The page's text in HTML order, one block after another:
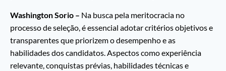
Washington Sorio – Na busca pela meritocracia no
processo de seleção, é essencial adotar critérios objetivos e
transparentes que priorizem o desempenho e as
habilidades dos candidatos. Aspectos como experiência
relevante, conquistas prévias, habilidades técnicas e